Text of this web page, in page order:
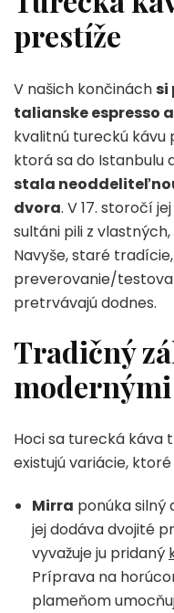
prestíže
V našich končináchsi
talianske espresso
kvalitnú tureckú kávu
ktorá sa do Istanbulu
stala
dvora. V 17. storočí
sultáni pili z
Navyše, staré
preverovanie/
pretrvávajú dodnes.
Tradičný
Hoci sa turecká káva
existujú variácie,
Mirra ponúka silný
jej dodáva dvojité
vyvažuje ju pridaný
Príprava na
plameňom